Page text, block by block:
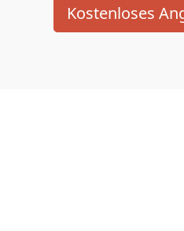
Kostenloses